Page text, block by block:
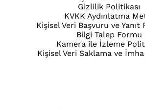
Gizlilik Politikası
KVKK Aydınlatma
Kişisel Veri Başvuru ve Yanıt
Bilgi Talep Formu
Kamera ile İzleme
Kişisel Veri Saklama ve